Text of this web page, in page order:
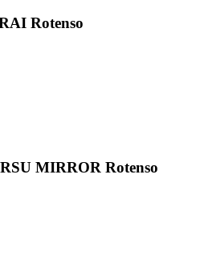
Rotenso
MIRROR Rotenso